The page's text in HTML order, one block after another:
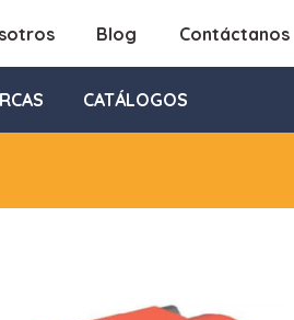
Blog Contáctanos
CATÁLOGOS